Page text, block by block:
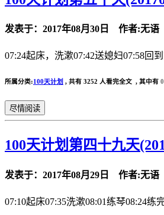
发表于：2017年08月30日 作者:无语
07:24起床，洗漱07:42送媳妇07:58回
所属分类:100天计划 , 共有 3252 人看完全文 , 其中有 0
尽情阅读
100天计划第四十九天
发表于：2017年08月29日 作者:无语
07:10起床07:35洗漱08:01练琴08:24练